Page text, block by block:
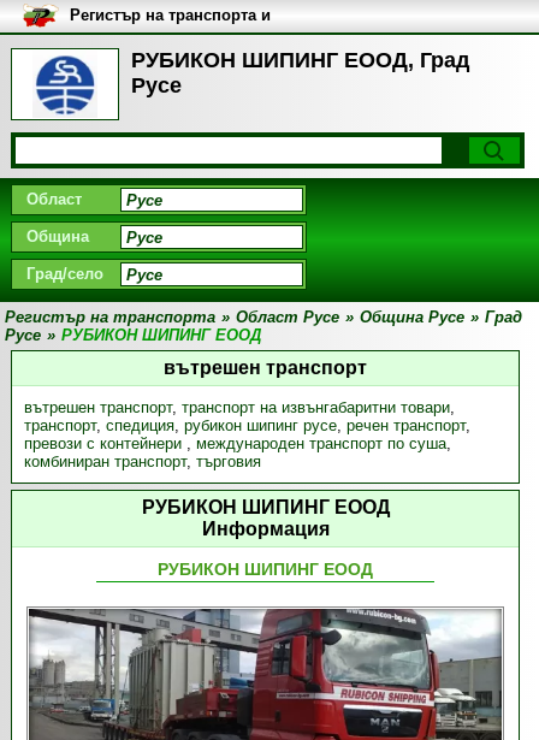
РУБИКОН ШИПИНГ ЕООД, Град
Русе
Регистър на транспорта и
транспортните фирми в
България
Област
Община
Град/село
Регистър на транспорта » Област Русе » Община Русе » Град
Русе » РУБИКОН ШИПИНГ ЕООД
вътрешен транспорт
вътрешен транспорт, транспорт на извънгабаритни товари,
транспорт, спедиция, рубикон шипинг русе, речен транспорт,
превози с контейнери , международен транспорт по суша,
комбиниран транспорт, търговия
РУБИКОН ШИПИНГ ЕООД
Информация
РУБИКОН ШИПИНГ ЕООД